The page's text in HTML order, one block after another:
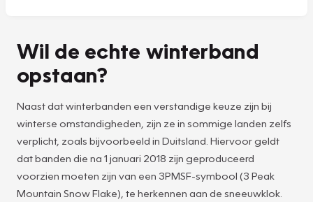
Wil de echte winterband
opstaan?
Naast dat winterbanden een verstandige keuze zijn bij
winterse omstandigheden, zijn ze in sommige landen zelfs
verplicht, zoals bijvoorbeeld in Duitsland. Hiervoor geldt
dat banden die na 1 januari 2018 zijn geproduceerd
voorzien moeten zijn van een 3PMSF-symbool (3 Peak
Mountain Snow Flake), te herkennen aan de sneeuwklok.